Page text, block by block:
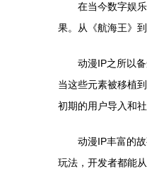
在当今数字娱
果。从《航海王》
动漫IP之所以
当这些元素被移植
初期的用户导入和
动漫IP丰富的
玩法，开发者都能